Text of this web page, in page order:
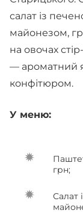
салат із
майонезом,
на овочах
— ароматний
конфітюром.
У меню:
грн;
Салат